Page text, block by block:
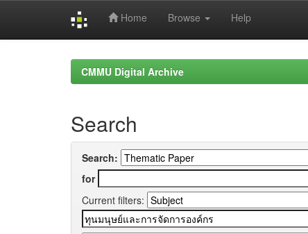
Home Browse Help
CMMU Digital Archive
Search
Search:
for
Current filters: